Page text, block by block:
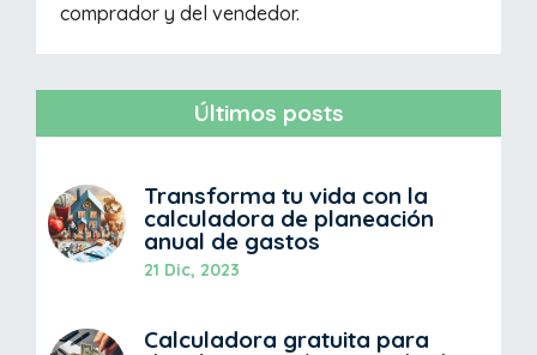
comprador y del vendedor.
Últimos posts
Transforma tu vida con la
calculadora de planeación
anual de gastos
21 Dic, 2023
Calculadora gratuita para